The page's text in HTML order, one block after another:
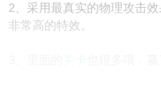
2、采用最真实的物理攻击
非常高的特效。